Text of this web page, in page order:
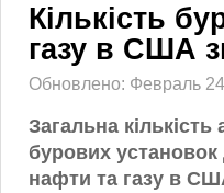
Кількість
газу в США
Обновлено: Февраль
Загальна кількість
бурових
нафти та газу в